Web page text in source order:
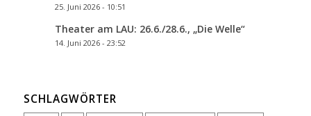
25. Juni 2026 - 10:51
Theater am LAU: 26.6./28.6., „Die Welle“
14. Juni 2026 - 23:52
SCHLAGWÖRTER